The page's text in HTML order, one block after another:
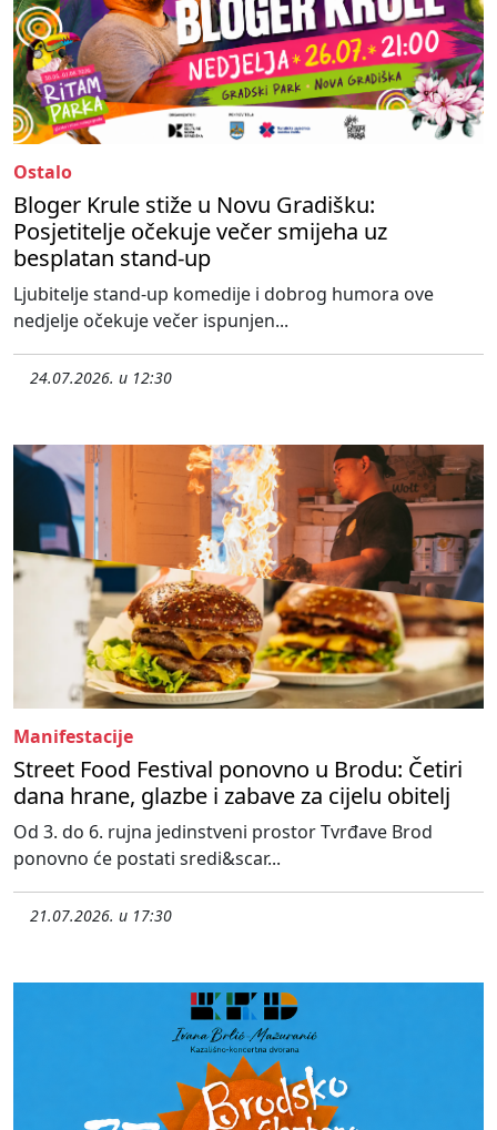
Ostalo
Bloger Krule stiže u Novu Gradišku:
Posjetitelje očekuje večer smijeha uz
besplatan stand-up
Ljubitelje stand-up komedije i dobrog humora ove
nedjelje očekuje večer ispunjen...
24.07.2026. u 12:30
Manifestacije
Street Food Festival ponovno u Brodu: Četiri
dana hrane, glazbe i zabave za cijelu obitelj
Od 3. do 6. rujna jedinstveni prostor Tvrđave Brod
ponovno će postati sredi&scar...
21.07.2026. u 17:30